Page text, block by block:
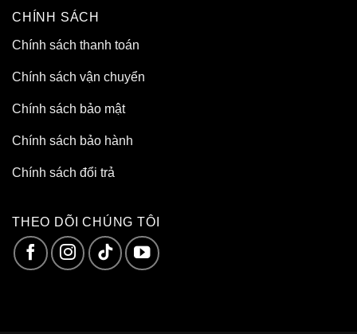
CHÍNH SÁCH
Chính sách thanh toán
Chính sách vận chuyển
Chính sách bảo mật
Chính sách bảo hành
Chính sách đổi trả
THEO DÕI CHÚNG TÔI